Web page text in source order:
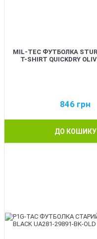
MIL-TEC ФУТБОЛКА
T-SHIRT QUICKDRY
846 грн
ДО КОШИКУ